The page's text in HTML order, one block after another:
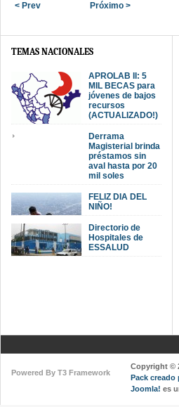
< Prev Próximo >
TEMAS NACIONALES
APROLAB II: 5
MIL BECAS para
jóvenes de bajos
recursos
(ACTUALIZADO!)
Derrama
Magisterial brinda
préstamos sin
aval hasta por 20
mil soles
FELIZ DIA DEL
NIÑO!
Directorio de
Hospitales de
ESSALUD
Powered By T3 Framework
Copyright ©
Pack creado
Joomla! es